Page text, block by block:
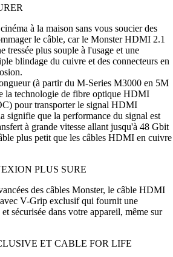
à la maison sans vous soucier des
le câble, car le Monster HDMI 2.1
tressée plus souple à l'usage et une
blindage du cuivre et des connecteurs en
(à partir du M-Series M3000 en 5M
la technologie de fibre optique HDMI
pour transporter le signal HDMI
signifie que la performance du signal est
à grande vitesse allant jusqu'à 48 Gbit
plus petit que les câbles HDMI en cuivre
PLUS SURE
des câbles Monster, le câble HDMI
V-Grip exclusif qui fournit une
sécurisée dans votre appareil, même sur
ET CABLE FOR LIFE